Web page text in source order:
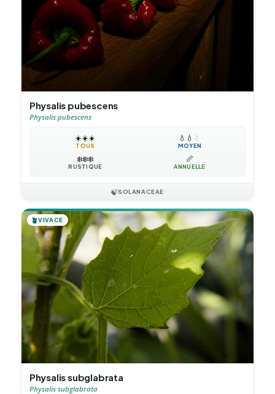
Physalis pubescens
Physalis pubescens
☀️☀️☀️
TOUS
💧 💧 💧
MOYEN
❄️❄️❄️
RUSTIQUE
📏
ANNUELLE
🍃SOLANACEAE
🪴VIVACE
Physalis subglabrata
Physalis subglabrata